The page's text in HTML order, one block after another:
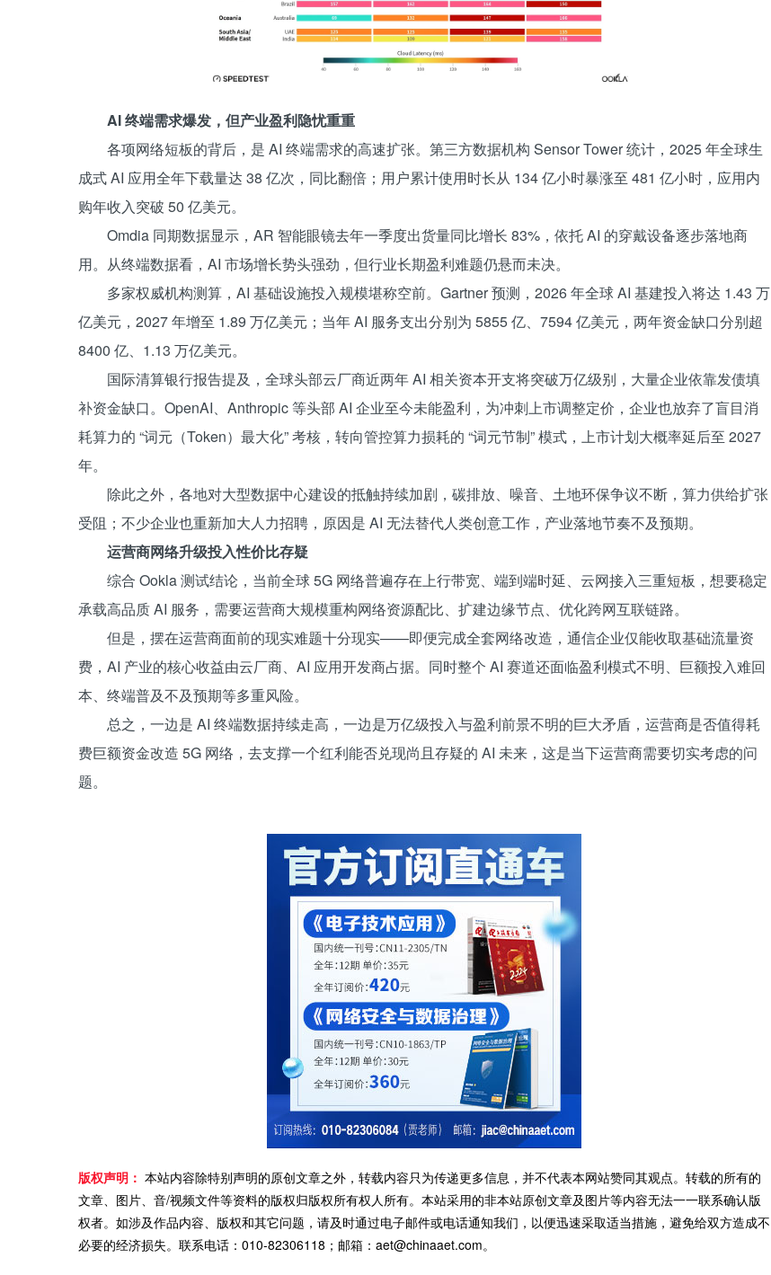
AI 终端需求爆发，但产业盈利隐忧重重
各项网络短板的背后，是 AI 终端需求的高速扩张。第三方数据机构 Sensor Tower 统计，2025 年全球生
成式 AI 应用全年下载量达 38 亿次，同比翻倍；用户累计使用时长从 134 亿小时暴涨至 481 亿小时，应用内
购年收入突破 50 亿美元。
Omdia 同期数据显示，AR 智能眼镜去年一季度出货量同比增长 83%，依托 AI 的穿戴设备逐步落地商
用。从终端数据看，AI 市场增长势头强劲，但行业长期盈利难题仍悬而未决。
多家权威机构测算，AI 基础设施投入规模堪称空前。Gartner 预测，2026 年全球 AI 基建投入将达 1.43 万
亿美元，2027 年增至 1.89 万亿美元；当年 AI 服务支出分别为 5855 亿、7594 亿美元，两年资金缺口分别超
8400 亿、1.13 万亿美元。
国际清算银行报告提及，全球头部云厂商近两年 AI 相关资本开支将突破万亿级别，大量企业依靠发债填
补资金缺口。OpenAI、Anthropic 等头部 AI 企业至今未能盈利，为冲刺上市调整定价，企业也放弃了盲目消
耗算力的 “词元（Token）最大化” 考核，转向管控算力损耗的 “词元节制” 模式，上市计划大概率延后至 2027
年。
除此之外，各地对大型数据中心建设的抵触持续加剧，碳排放、噪音、土地环保争议不断，算力供给扩张
受阻；不少企业也重新加大人力招聘，原因是 AI 无法替代人类创意工作，产业落地节奏不及预期。
运营商网络升级投入性价比存疑
综合 Ookla 测试结论，当前全球 5G 网络普遍存在上行带宽、端到端时延、云网接入三重短板，想要稳定
承载高品质 AI 服务，需要运营商大规模重构网络资源配比、扩建边缘节点、优化跨网互联链路。
但是，摆在运营商面前的现实难题十分现实——即便完成全套网络改造，通信企业仅能收取基础流量资
费，AI 产业的核心收益由云厂商、AI 应用开发商占据。同时整个 AI 赛道还面临盈利模式不明、巨额投入难回
本、终端普及不及预期等多重风险。
总之，一边是 AI 终端数据持续走高，一边是万亿级投入与盈利前景不明的巨大矛盾，运营商是否值得耗
费巨额资金改造 5G 网络，去支撑一个红利能否兑现尚且存疑的 AI 未来，这是当下运营商需要切实考虑的问
题。
版权声明： 本站内容除特别声明的原创文章之外，转载内容只为传递更多信息，并不代表本网站赞同其观点。转载的所有的
文章、图片、音/视频文件等资料的版权归版权所有权人所有。本站采用的非本站原创文章及图片等内容无法一一联系确认版
权者。如涉及作品内容、版权和其它问题，请及时通过电子邮件或电话通知我们，以便迅速采取适当措施，避免给双方造成不
必要的经济损失。联系电话：010-82306118；邮箱：aet@chinaaet.com。